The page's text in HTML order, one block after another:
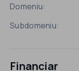
Domeniu:
Subdomeniu:
Financiar